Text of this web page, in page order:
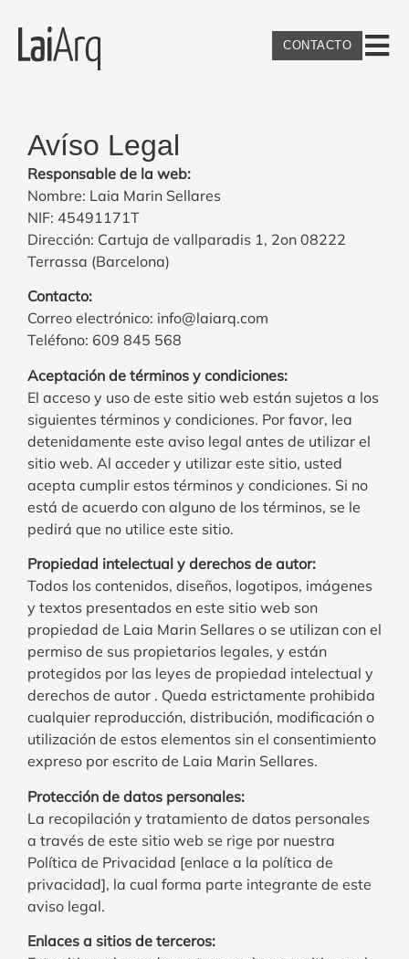
CONTACTO
Avíso Legal
Responsable de la web:
Nombre: Laia Marin Sellares
NIF: 45491171T
Dirección: Cartuja de vallparadis 1, 2on 08222
Terrassa (Barcelona)
Contacto:
Correo electrónico: info@laiarq.com
Teléfono: 609 845 568
Aceptación de términos y condiciones:
El acceso y uso de este sitio web están sujetos a los
siguientes términos y condiciones. Por favor, lea
detenidamente este aviso legal antes de utilizar el
sitio web. Al acceder y utilizar este sitio, usted
acepta cumplir estos términos y condiciones. Si no
está de acuerdo con alguno de los términos, se le
pedirá que no utilice este sitio.
Propiedad intelectual y derechos de autor:
Todos los contenidos, diseños, logotipos, imágenes
y textos presentados en este sitio web son
propiedad de Laia Marin Sellares o se utilizan con el
permiso de sus propietarios legales, y están
protegidos por las leyes de propiedad intelectual y
derechos de autor . Queda estrictamente prohibida
cualquier reproducción, distribución, modificación o
utilización de estos elementos sin el consentimiento
expreso por escrito de Laia Marin Sellares.
Protección de datos personales:
La recopilación y tratamiento de datos personales
a través de este sitio web se rige por nuestra
Política de Privacidad [enlace a la política de
privacidad], la cual forma parte integrante de este
aviso legal.
Enlaces a sitios de terceros: